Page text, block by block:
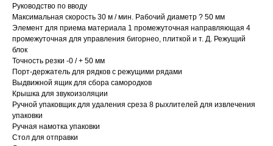
Руководство по вводу
Максимальная скорость 30 м / мин. Рабочий диаметр ? 50 мм
Элемент для приема материала 1 промежуточная направляющая 4
промежуточная для управления бигорнео, плиткой и т. Д. Режущий
блок
Точность резки -0 / + 50 мм
Порт-держатель для рядков с режущими рядами
Выдвижной ящик для сбора самородков
Крышка для звукоизоляции
Ручной упаковщик для удаления среза 8 рыхлителей для извлечения
упаковки
Ручная намотка упаковки
Стол для отправки